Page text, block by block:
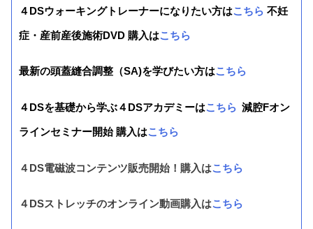
４DSウォーキングトレーナーになりたい方はこちら 不妊
症・産前産後施術DVD 購入はこちら
最新の頭蓋縫合調整（SA)を学びたい方はこちら
４DSを基礎から学ぶ４DSアカデミーはこちら 減腔Fオン
ラインセミナー開始 購入はこちら
４DS電磁波コンテンツ販売開始！購入はこちら
４DSストレッチのオンライン動画購入はこちら